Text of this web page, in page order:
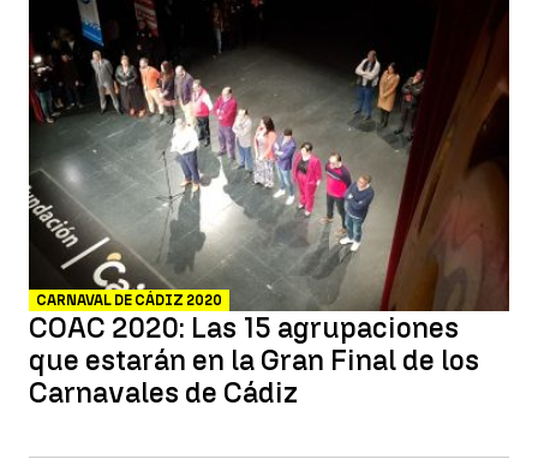
CARNAVAL DE CÁDIZ 2020
COAC 2020: Las 15 agrupaciones
que estarán en la Gran Final de los
Carnavales de Cádiz